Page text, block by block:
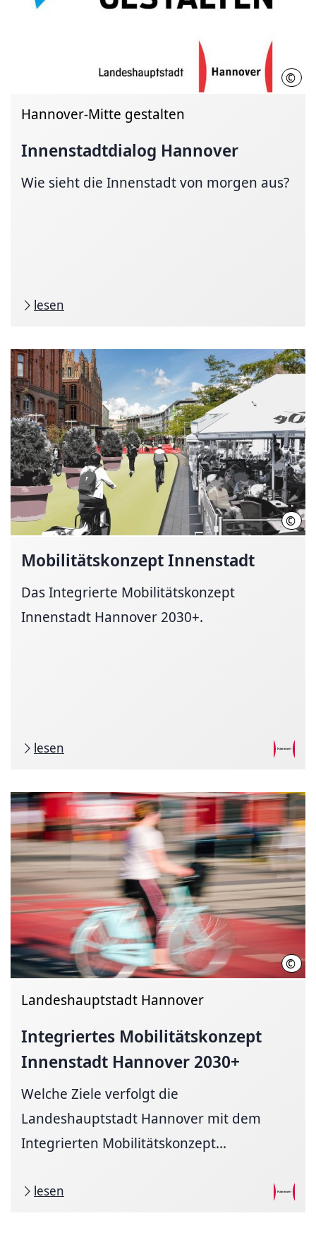
© LHH
Hannover-Mitte gestalten
Innenstadtdialog Hannover
Wie sieht die Innenstadt von morgen aus?
lesen
© Ole
MobilitätskonzeptInnenstadt
Das Integrierte Mobilitätskonzept
Innenstadt Hannover 2030+.
lesen
© Ole
Landeshauptstadt Hannover
Integriertes Mobilitätskonzept
Innenstadt Hannover 2030+
Welche Ziele verfolgt die
Landeshauptstadt Hannover mit dem
Integrierten Mobilitätskonzept...
lesen